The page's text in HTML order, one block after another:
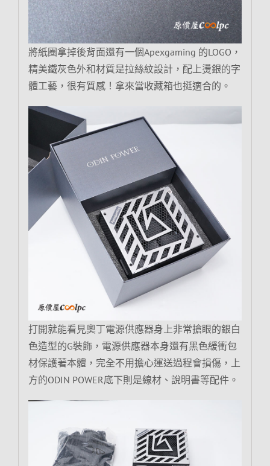
將紙圈拿掉後背面還有一個Apexgaming 的LOGO，
精美鐵灰色外和材質是拉絲紋設計，配上燙銀的字
體工藝，很有質感！拿來當收藏箱也挺適合的。
打開就能看見奧丁電源供應器身上非常搶眼的銀白
色造型的G裝飾，電源供應器本身還有黑色緩衝包
材保護著本體，完全不用擔心運送過程會損傷，上
方的ODIN POWER底下則是線材、說明書等配件。